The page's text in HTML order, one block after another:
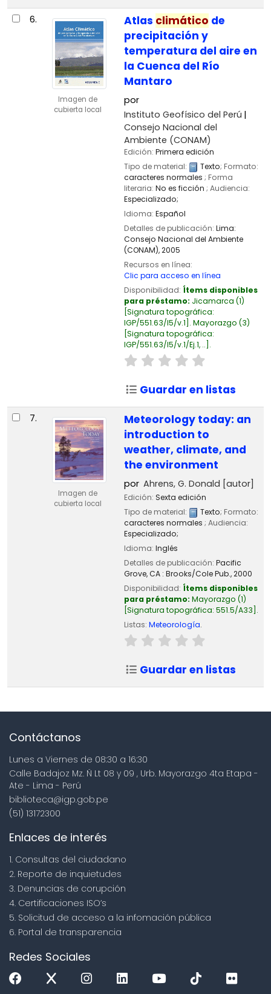
6.
Imagen de
cubierta local
Atlas climático de
precipitación y
temperatura del aire en
la Cuenca del Río
Mantaro
por
Instituto Geofísico del Perú
Consejo Nacional del
Ambiente (CONAM)
Edición: Primera edición
Tipo de material:
Texto; Formato:
caracteres normales ; Forma
literaria: No es ficción ; Audiencia:
Especializado;
Idioma: Español
Detalles de publicación: Lima:
Consejo Nacional del Ambiente
(CONAM),2005
Recursos en línea:
Clic para acceso en línea
Disponibilidad: Ítems disponibles
para préstamo: Jicamarca (1)
Signatura topográfica:
IGP/551.63/I5/v.1 . Mayorazgo (3)
Signatura topográfica:
IGP/551.63/I5/v.1/Ej.1, .. .
Guardar en listas
7.
Imagen de
cubierta local
Meteorology today: an
introduction to
weather, climate, and
the environment
por Ahrens, G. Donald [autor]
Edición: Sexta edición
Tipo de material:
Texto; Formato:
caracteres normales ; Audiencia:
Especializado;
Idioma: Inglés
Detalles de publicación: Pacific
Grove, CA : Brooks/Cole Pub.,2000
Disponibilidad: Ítems disponibles
para préstamo: Mayorazgo (1)
Signatura topográfica: 551.5/A33 .
Listas: Meteorología.
Guardar en listas
Contáctanos
Lunes a Viernes de 08:30 a 16:30
Calle Badajoz Mz. Ñ Lt 08 y 09 , Urb. Mayorazgo 4ta Etapa -
Ate - Lima - Perú
biblioteca@igp.gob.pe
(51) 13172300
Enlaces de interés
1. Consultas del ciudadano
2. Reporte de inquietudes
3. Denuncias de corupción
4. Certificaciones ISO’s
5. Solicitud de acceso a la infomación pública
6. Portal de transparencia
Redes Sociales